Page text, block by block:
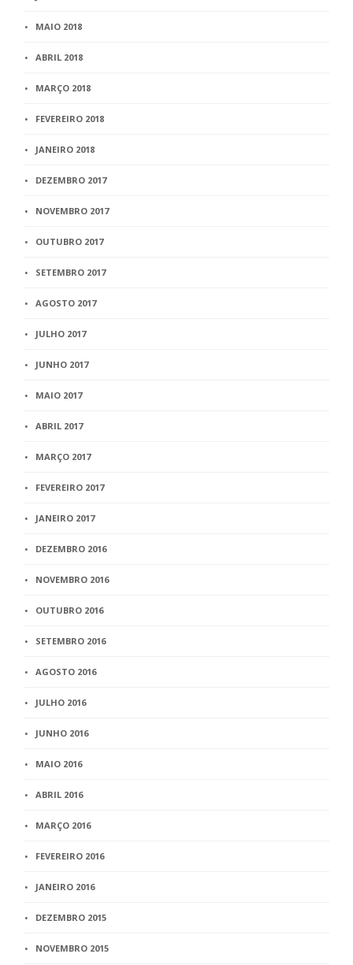
MAIO 2018
ABRIL 2018
MARÇO 2018
FEVEREIRO 2018
JANEIRO 2018
DEZEMBRO 2017
NOVEMBRO 2017
OUTUBRO 2017
SETEMBRO 2017
AGOSTO 2017
JULHO 2017
JUNHO 2017
MAIO 2017
ABRIL 2017
MARÇO 2017
FEVEREIRO 2017
JANEIRO 2017
DEZEMBRO 2016
NOVEMBRO 2016
OUTUBRO 2016
SETEMBRO 2016
AGOSTO 2016
JULHO 2016
JUNHO 2016
MAIO 2016
ABRIL 2016
MARÇO 2016
FEVEREIRO 2016
JANEIRO 2016
DEZEMBRO 2015
NOVEMBRO 2015